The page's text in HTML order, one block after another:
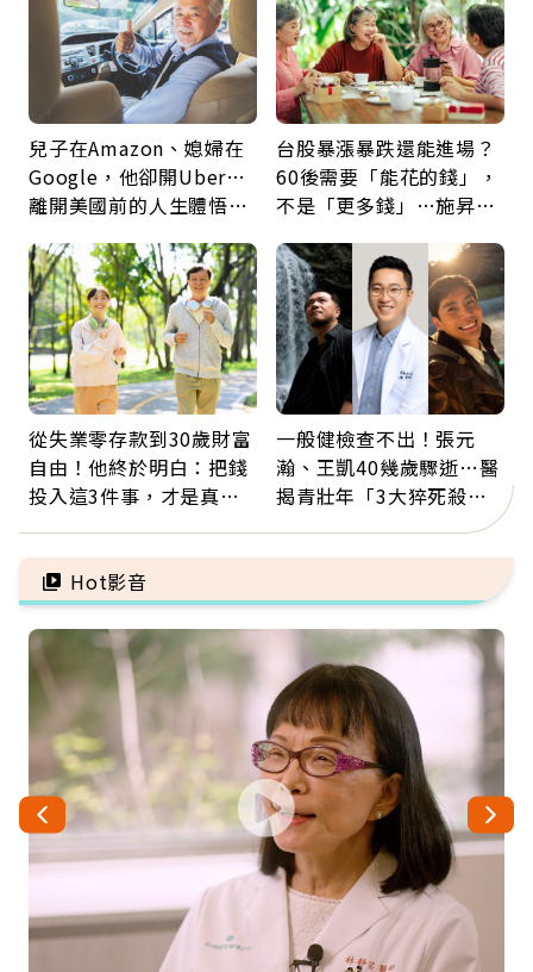
兒子在Amazon、媳婦在
Google，他卻開Uber…
離開美國前的人生體悟：
台股暴漲暴跌還能進場？
60後需要「能花的錢」，
不是「更多錢」…施昇
票
從失業零存款到30歲財富
自由！他終於明白：把錢
投入這3件事，才是真正
一般健檢查不出！張元
瀚、王凱40幾歲驟逝…醫
揭青壯年「3大猝死殺
手」：靠2檢查揪出9成地
雷
Hot影音